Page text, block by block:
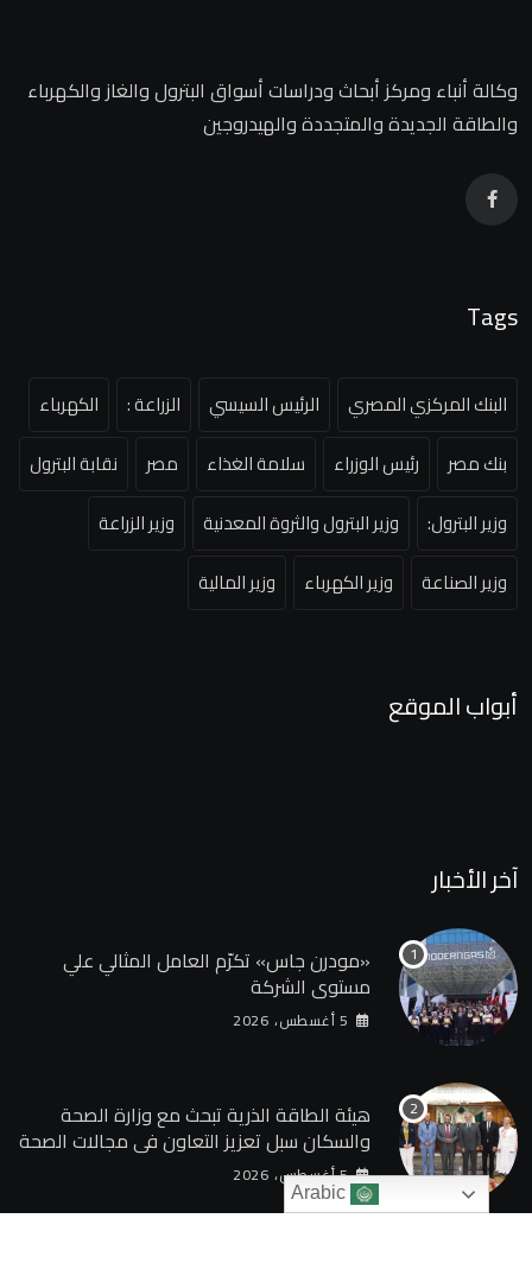
وكالة أنباء ومركز أبحاث ودراسات أسواق البترول والغاز والكهرباء
والطاقة الجديدة والمتجددة والهيدروجين
Tags
البنك المركزي المصري الرئيس السيسي الزراعة :
الكهرباء
بنك مصر
رئيس الوزراء سلامة الغذاء مصر
نقابة البترول
وزير البترول:
وزير البترول والثروة المعدنية
وزير الزراعة
وزير الصناعة
وزير الكهرباء وزير المالية
أبواب الموقع
آخر الأخبار
«مودرن جاس» تكرّم العامل المثالي علي
مستوي الشركة
5 أغسطس، 2026
هيئة الطاقة الذرية تبحث مع وزارة الصحة
والسكان سبل تعزيز التعاون في مجالات الصحة
والعلاج الإشعاعي
5 أغسطس، 2026